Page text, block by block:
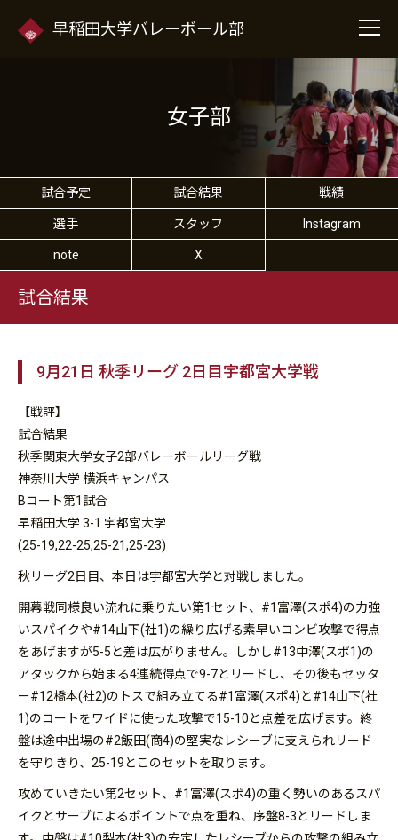
早稲田大学バレーボール部
女子部
試合予定 試合結果 戦績
選手 スタッフ Instagram
note X
試合結果
9月21日 秋季リーグ 2日目宇都宮大学戦
【戦評】
試合結果
秋季関東大学女子2部バレーボールリーグ戦
神奈川大学 横浜キャンパス
Bコート第1試合
早稲田大学 3-1 宇都宮大学
(25-19,22-25,25-21,25-23)
秋リーグ2日目、本日は宇都宮大学と対戦しました。
開幕戦同様良い流れに乗りたい第1セット、#1富澤(スポ4)の力強
いスパイクや#14山下(社1)の繰り広げる素早いコンビ攻撃で得点
をあげますが5-5と差は広がりません。しかし#13中澤(スポ1)の
アタックから始まる4連続得点で9-7とリードし、その後もセッタ
ー#12橋本(社2)のトスで組み立てる#1富澤(スポ4)と#14山下(社
1)のコートをワイドに使った攻撃で15-10と点差を広げます。終
盤は途中出場の#2飯田(商4)の堅実なレシーブに支えられリード
を守りきり、25-19とこのセットを取ります。
攻めていきたい第2セット、#1富澤(スポ4)の重く勢いのあるスパ
イクとサーブによるポイントで点を重ね、序盤8-3とリードしま